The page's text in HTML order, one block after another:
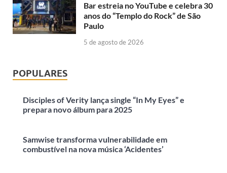
Bar estreia no YouTube e celebra 30
anos do “Templo do Rock” de São
Paulo
5 de agosto de 2026
POPULARES
Disciples of Verity lança single “In My Eyes” e
prepara novo álbum para 2025
Samwise transforma vulnerabilidade em
combustível na nova música ‘Acidentes’